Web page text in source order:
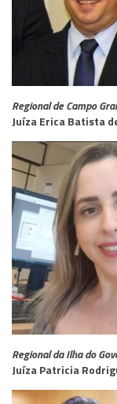
Regional de Campo
Juíza Erica Batista
Regional da Ilha do
Juíza Patricia